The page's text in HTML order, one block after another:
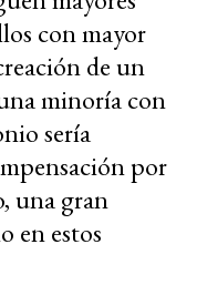
con mayor
de un
minoría con
sería
por
una gran
en estos